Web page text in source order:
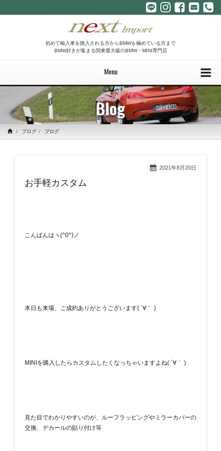
初めて輸入車を購入される方からBMWを極めている方まで
BMW好きが集まる関東最大級のBMW・MINI専門店
Menu
Blog
ブログ ブログ
2021年8月20日
お手軽カスタム
こんばんはヽ(^0^)ノ
本日も来場、ご成約ありがとうございます( ´∀｀ )
MINIを購入したらカスタムしたくなっちゃいますよね( ´∀｀ )
見た目でわかりやすいのが、ルーフラッピングやミラーカバーの
交換、デカールの貼り付け等